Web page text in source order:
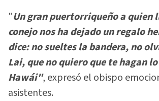
"Un gran puertorriqueño a quien
conejo nos ha dejado un regalo
dice: no sueltes la bandera, no
Lai, que no quiero que te hagan
Hawái", expresó el obispo
asistentes.